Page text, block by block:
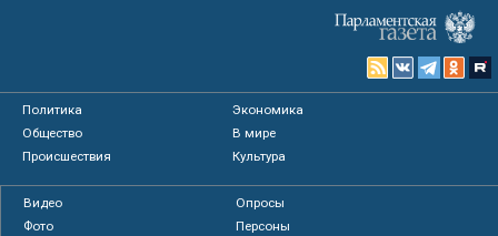
Политика
Экономика
Общество
В мире
Происшествия
Культура
Видео
Опросы
Фото
Персоны